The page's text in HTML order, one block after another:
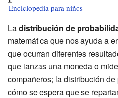
Enciclopedia para niños
Ladistribución de
matemática que nos ayuda a
que ocurran diferentes
que lanzas una moneda o
compañeros; la distribución
cómo se espera que se